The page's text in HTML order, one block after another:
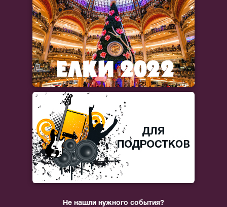
Не нашли нужного события?